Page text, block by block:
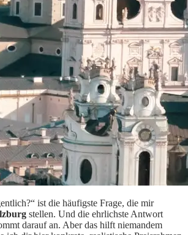
ist die häufigste Frage, die mir
stellen. Und die ehrlichste Antwort
darauf an. Aber das hilft niemandem